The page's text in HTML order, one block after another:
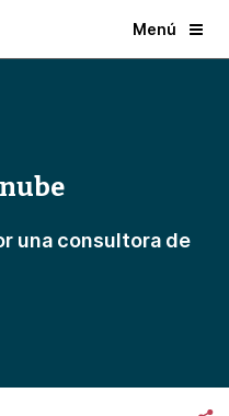
Menú
una consultora de